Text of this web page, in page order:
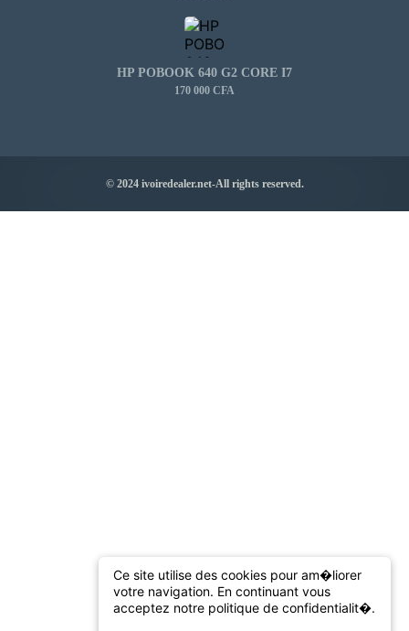
HP POBOOK 640 G2 CORE I7
170 000 CFA
© 2024 ivoiredealer.net-All rights reserved.
Ce site utilise des cookies pour am�liorer
votre navigation. En continuant vous
acceptez notre politique de confidentialit�.